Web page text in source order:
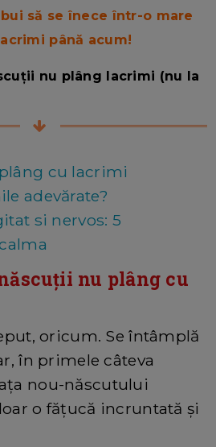
să se înece într-o mare
până acum!
nu plâng lacrimi (nu la
cu lacrimi
adevărate?
si nervos: 5
nu plâng cu
oricum. Se întâmplă
în primele câteva
nou-născutului
o fățucă incruntată și